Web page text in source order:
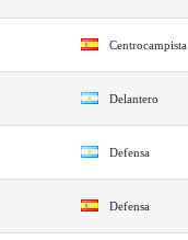
Centrocampista
Delantero
Defensa
Defensa